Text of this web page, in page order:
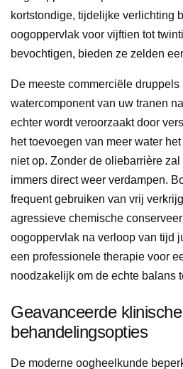
kortstondige, tijdelijke verlichting
oogoppervlak voor vijftien tot
bevochtigen, bieden ze zelden
De meeste commerciële
watercomponent van uw tranen
echter wordt veroorzaakt door
het toevoegen van meer water
niet op. Zonder de oliebarrière
immers direct weer verdampen.
frequent gebruiken van vrij
agressieve chemische
oogoppervlak na verloop van tijd
een professionele therapie voor
noodzakelijk om de echte balans
Geavanceerde klinische
behandelingsopties
De moderne oogheelkunde